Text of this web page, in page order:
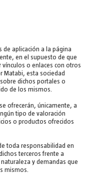
de aplicación a la página
en el supuesto de que
vínculos o enlaces con otros
Matabi, esta sociedad
dichos portales o
de los mismos.
ofrecerán, únicamente, a
tipo de valoración
o productos ofrecidos
toda responsabilidad en
terceros frente a
y demandas que
mismos.